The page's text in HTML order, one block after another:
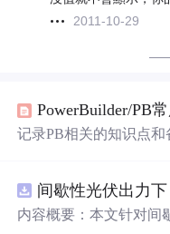
2011-10-29
PowerBuilder/PB
记录PB相关的知识点
内容概要：本文针对间